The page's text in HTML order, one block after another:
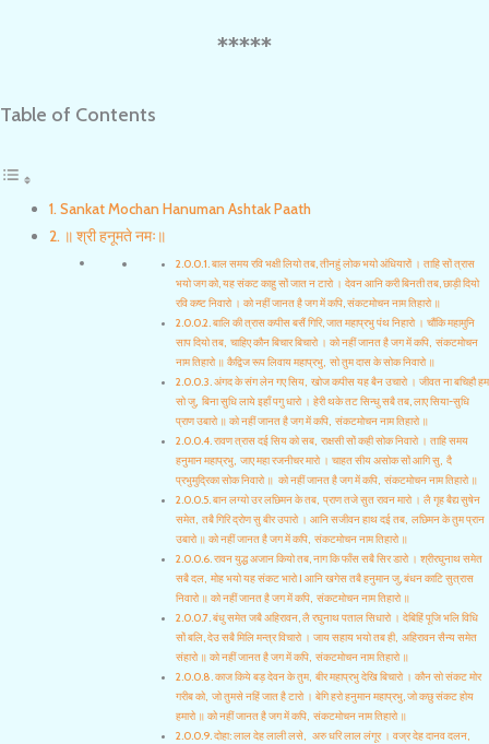
*****
Table of Contents
Sankat Mochan Hanuman Ashtak Paath
॥ श्री हनूमते नमः॥
बाल समय रवि भक्षी लियो तब, तीनहुं लोक भयो अंधियारों । ताहि सों त्रास
भयो जग को, यह संकट काहु सों जात न टारो । देवन आनि करी बिनती तब, छाड़ी दियो
रवि कष्ट निवारो । को नहीं जानत है जग में कपि, संकटमोचन नाम तिहारो ॥
बालि की त्रास कपीस बसैं गिरि, जात महाप्रभु पंथ निहारो । चौंकि महामुनि
साप दियो तब, चाहिए कौन बिचार बिचारो । को नहीं जानत है जग में कपि, संकटमोचन
नाम तिहारो ॥ कैद्विज रूप लिवाय महाप्रभु, सो तुम दास के सोक निवारो ॥
अंगद के संग लेन गए सिय, खोज कपीस यह बैन उचारो । जीवत ना बचिहौ हम
सो जु, बिना सुधि लाये इहाँ पगु धारो । हेरी थके तट सिन्धु सबै तब, लाए सिया-सुधि
प्राण उबारो ॥ को नहीं जानत है जग में कपि, संकटमोचन नाम तिहारो ॥
रावण त्रास दई सिय को सब, राक्षसी सों कही सोक निवारो । ताहि समय
हनुमान महाप्रभु, जाए महा रजनीचर मारो । चाहत सीय असोक सों आगि सु, दै
प्रभुमुद्रिका सोक निवारो ॥ को नहीं जानत है जग में कपि, संकटमोचन नाम तिहारो ॥
बान लग्यो उर लछिमन के तब, प्राण तजे सुत रावन मारो । लै गृह बैद्य सुषेन
समेत, तबै गिरि द्रोण सु बीर उपारो । आनि सजीवन हाथ दई तब, लछिमन के तुम प्रान
उबारो ॥ को नहीं जानत है जग में कपि, संकटमोचन नाम तिहारो ॥
रावन युद्ध अजान कियो तब, नाग कि फाँस सबै सिर डारो । श्रीरघुनाथ समेत
सबै दल, मोह भयो यह संकट भारो I आनि खगेस तबै हनुमान जु, बंधन काटि सुत्रास
निवारो ॥ को नहीं जानत है जग में कपि, संकटमोचन नाम तिहारो ॥
बंधु समेत जबै अहिरावन, लै रघुनाथ पताल सिधारो । देबिहिं पूजि भलि विधि
सों बलि, देउ सबै मिलि मन्त्र विचारो । जाय सहाय भयो तब ही, अहिरावन सैन्य समेत
संहारो ॥ को नहीं जानत है जग में कपि, संकटमोचन नाम तिहारो ॥
काज किये बड़ देवन के तुम, बीर महाप्रभु देखि बिचारो । कौन सो संकट मोर
गरीब को, जो तुमसे नहिं जात है टारो । बेगि हरो हनुमान महाप्रभु, जो कछु संकट होय
हमारो ॥ को नहीं जानत है जग में कपि, संकटमोचन नाम तिहारो ॥
दोहा: लाल देह लाली लसे, अरु धरि लाल लंगूर । वज्र देह दानव दलन,